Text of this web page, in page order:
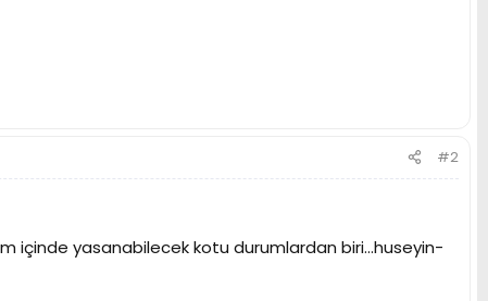
#2
içinde yasanabilecek kotu durumlardan biri...huseyin-